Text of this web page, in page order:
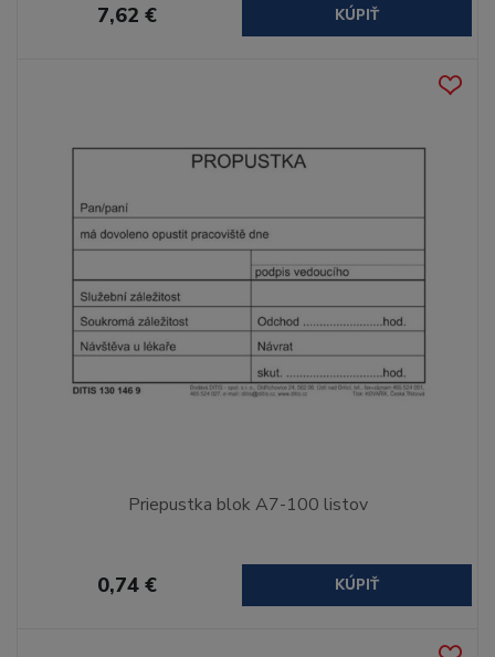
7,62 € KÚPIŤ
Priepustka blok A7-100 listov
0,74 € KÚPIŤ